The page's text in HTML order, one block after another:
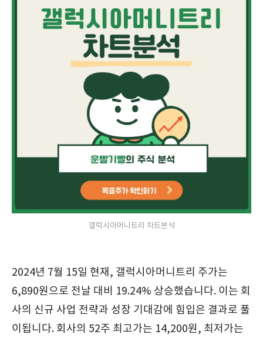
갤럭시아머니트리 차트분석
2024년 7월 15일 현재, 갤럭시아머니트리 주가는
6,890원으로 전날 대비 19.24% 상승했습니다. 이는 회
사의 신규 사업 전략과 성장 기대감에 힘입은 결과로 풀
이됩니다. 회사의 52주 최고가는 14,200원, 최저가는